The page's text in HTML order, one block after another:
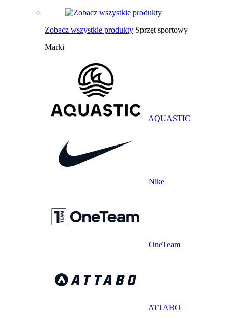
Zobacz wszystkie produkty Sprzęt sportowy
Marki
AQUASTIC
Nike
OneTeam
ATTABO